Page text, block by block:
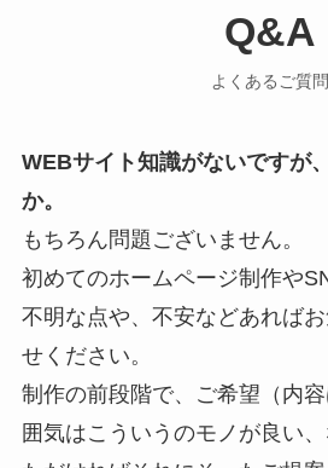
Q&A
よくあるご質問
WEBサイト知識がないですが
か。
もちろん問題ございません。
初めてのホームページ制作や
不明な点や、不安などあれば
せください。
制作の前段階で、ご希望（内
囲気はこういうのモノが良い